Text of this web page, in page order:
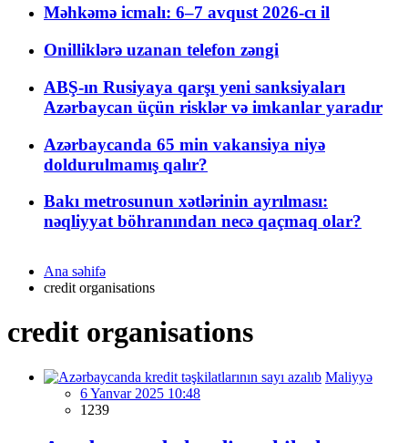
Məhkəmə icmalı: 6–7 avqust 2026-cı il
Onilliklərə uzanan telefon zəngi
ABŞ-ın Rusiyaya qarşı yeni sanksiyaları
Azərbaycan üçün risklər və imkanlar yaradır
Azərbaycanda 65 min vakansiya niyə
doldurulmamış qalır?
Bakı metrosunun xətlərinin ayrılması:
nəqliyyat böhranından necə qaçmaq olar?
Ana səhifə
credit organisations
credit organisations
Maliyyə
6 Yanvar 2025 10:48
1239